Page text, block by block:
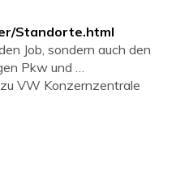
Standorte.html
Job, sondern auch den
Pkw und …
VW Konzernzentrale